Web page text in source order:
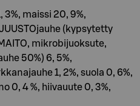
3%, maissi 20, 9%,
(kypsytetty
mikrobijuoksute,
50%) 6, 5%,
1, 2%, suola 0, 6%,
0, 4 %, hiivauute 0, 3%,